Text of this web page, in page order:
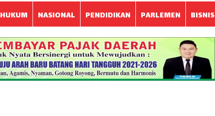
HUKUM NASIONAL PENDIDIKAN PARLEMEN BISNIS